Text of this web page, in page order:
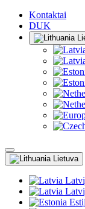
Kontaktai
DUK
Lietuva